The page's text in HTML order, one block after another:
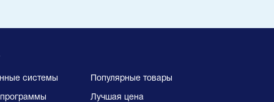
системы Популярные товары
Лучшая цена